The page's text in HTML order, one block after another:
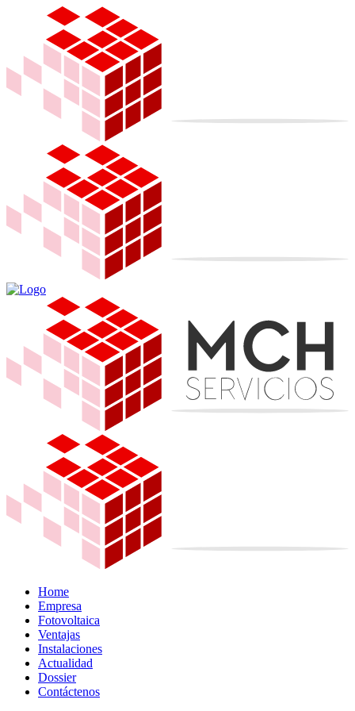
Home
Empresa
Fotovoltaica
Ventajas
Instalaciones
Actualidad
Dossier
Contáctenos